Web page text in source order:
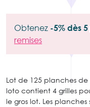
Obtenez -5% dès
remises
Lot de 125 planches
loto contient 4 grilles
le gros lot. Les